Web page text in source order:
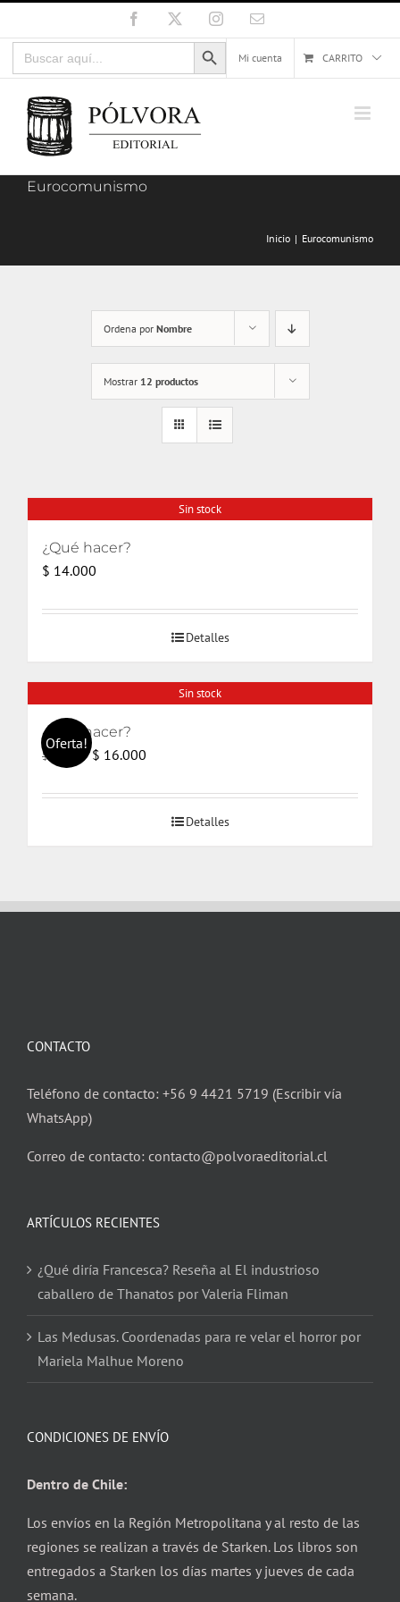
al
contenido
Facebook InstagramCorreo
Buscar:
Botón de búsqueda
Mi cuenta
CARRITO
Eurocomunismo
Inicio Eurocomunismo
Ordena por Nombre
Mostrar 12 productos
Sin stock
¿Qué hacer?
$ 14.000
Detalles
Sin stock
Oferta!
¿Qué hacer?
$
El
original
$ 16.000
actual
Detalles
CONTACTO
Teléfono de contacto: +56 9 4421 5719 (Escribir vía
WhatsApp)
Correo de contacto: contacto@polvoraeditorial.cl
ARTÍCULOS RECIENTES
¿Qué diría Francesca? Reseña al El industrioso
caballero de Thanatos por Valeria Fliman
Las Medusas. Coordenadas para re velar el horror por
Mariela Malhue Moreno
CONDICIONES DE ENVÍO
Dentro de Chile:
Los envíos en la Región Metropolitana y al resto de las
regiones se realizan a través de Starken. Los libros son
entregados a Starken los días martes y jueves de cada
semana.